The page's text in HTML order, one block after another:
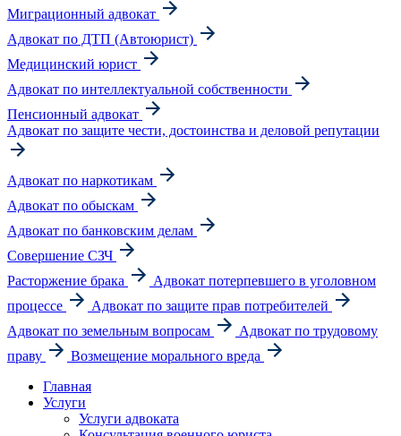
Миграционный адвокат
Адвокат по ДТП (Автоюрист)
Медицинский юрист
Адвокат по интеллектуальной собственности
Пенсионный адвокат
Адвокат по защите чести, достоинства и деловой репутации
Адвокат по наркотикам
Адвокат по обыскам
Адвокат по банковским делам
Совершение СЗЧ
Расторжение брака
Адвокат потерпевшего в уголовном
процессе
Адвокат по защите прав потребителей
Адвокат по земельным вопросам
Адвокат по трудовому
праву
Возмещение морального вреда
Главная
Услуги
Услуги адвоката